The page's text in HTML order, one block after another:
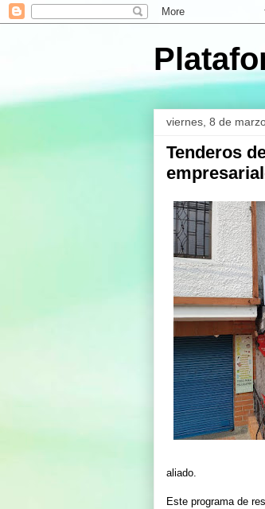
viernes, 8 de
Tenderos
aliado.
Este programa de